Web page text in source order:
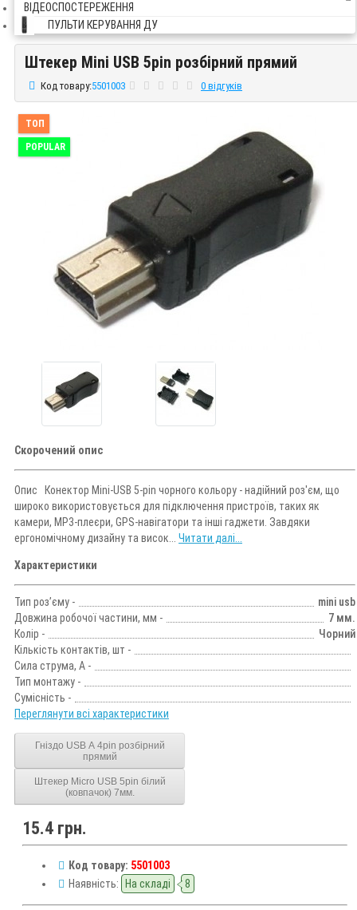
ВІДЕОСПОСТЕРЕЖЕННЯ
ПУЛЬТИ КЕРУВАННЯ ДУ
Штекер Mini USB 5pin розбірний прямий
Штекер Mini USB 5pin розбірний прямий
Код товару:5501003 0 відгуків
ТОП
POPULAR
Скорочений опис
Опис Конектор Mini-USB 5-pin чорного кольору - надійний роз'єм, що
широко використовується для підключення пристроїв, таких як
камери, MP3-плеєри, GPS-навігатори та інші гаджети. Завдяки
ергономічному дизайну та висок... Читати далі...
Характеристики
Тип роз’єму -
mini usb
Довжина робочої частини, мм -
7 мм.
Колір -
Чорний
Кількість контактів, шт -
Сила струма, А -
Тип монтажу -
Сумісність -
Переглянути всі характеристики
Гніздо USB A 4pin розбірний
прямий
Штекер Micro USB 5pin білий
(ковпачок) 7мм.
15.4 грн.
Код товару: 5501003
Наявність:
На складі 8